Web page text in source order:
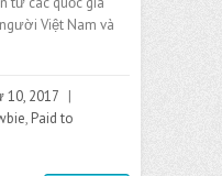
Việt Nam và
10, 2017 |
, Paid to